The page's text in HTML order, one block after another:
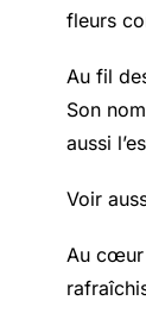
fleurs
Au fil
Son
aussi
Voir
Au cœur